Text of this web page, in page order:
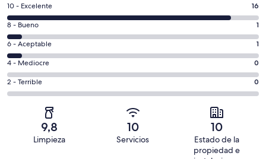
Evaluación:
10
-
Excelente.
16
de
18
opiniones
10 - Excelente 16
Evaluación:
8
-
Bueno.
1
de
opiniones
8 - Bueno 1
Evaluación:
6
-
Aceptable.
1
opiniones
6 - Aceptable 1
Evaluación:
4
-
4 - Mediocre 0
Evaluación:
2
2 - Terrible 0
9,8
Limpieza
10
Servicios
10
Estado de la
propiedad e